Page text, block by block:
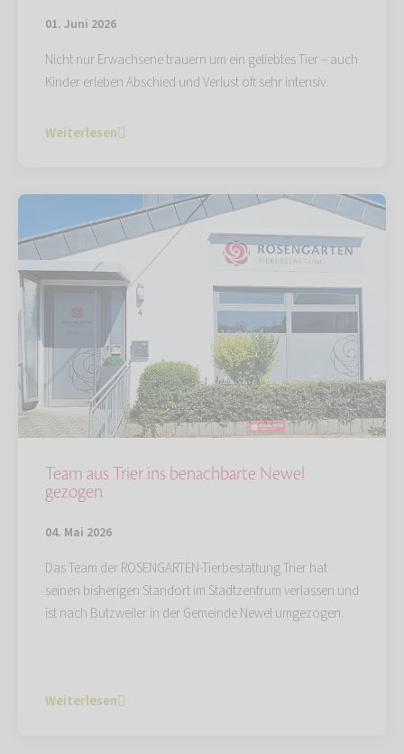
01. Juni 2026
Nicht nur Erwachsene trauern um ein geliebtes Tier – auch
Kinder erleben Abschied und Verlust oft sehr intensiv.
Weiterlesen
Team aus Trier ins benachbarte Newel
gezogen
04. Mai 2026
Das Team der ROSENGARTEN-Tierbestattung Trier hat
seinen bisherigen Standort im Stadtzentrum verlassen und
ist nach Butzweiler in der Gemeinde Newel umgezogen.
Weiterlesen